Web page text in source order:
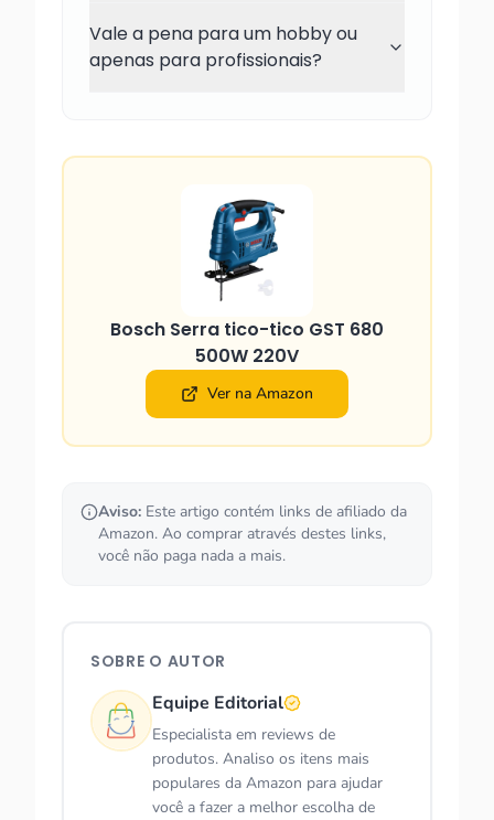
Vale a pena para um hobby ou
apenas para profissionais?
Bosch Serra tico-tico GST 680
500W 220V
Ver na Amazon
Aviso: Este artigo contém links de afiliado da
Amazon. Ao comprar através destes links,
você não paga nada a mais.
SOBRE O AUTOR
Equipe Editorial
Especialista em reviews de
produtos. Analiso os itens mais
populares da Amazon para ajudar
você a fazer a melhor escolha de